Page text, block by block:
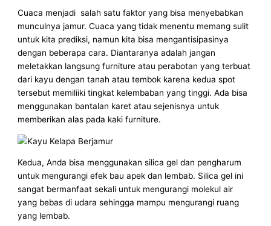
Cuaca menjadi salah satu faktor yang bisa menyebabkan
munculnya jamur. Cuaca yang tidak menentu memang sulit
untuk kita prediksi, namun kita bisa mengantisipasinya
dengan beberapa cara. Diantaranya adalah jangan
meletakkan langsung furniture atau perabotan yang terbuat
dari kayu dengan tanah atau tembok karena kedua spot
tersebut memiliiki tingkat kelembaban yang tinggi. Ada bisa
menggunakan bantalan karet atau sejenisnya untuk
memberikan alas pada kaki furniture.
Kedua, Anda bisa menggunakan silica gel dan pengharum
untuk mengurangi efek bau apek dan lembab. Silica gel ini
sangat bermanfaat sekali untuk mengurangi molekul air
yang bebas di udara sehingga mampu mengurangi ruang
yang lembab.